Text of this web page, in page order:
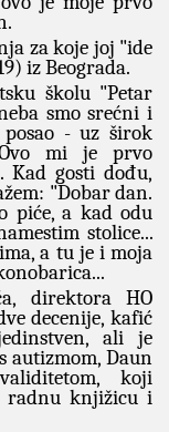
za koje joj "ide
iz Beograda.
školu "Petar
smo srećni i
- uz širok
mi je prvo
Kad gosti dođu,
"Dobar dan.
piće, a kad odu
stolice...
a tu je i moja
direktora HO
decenije, kafić
ali je
autizmom, Daun
koji
radnu knjižicu i